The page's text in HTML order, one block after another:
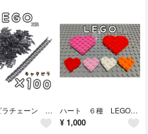
キャタピラチェーン 黒 100個 LEGO互換 レゴブロック 戦車 テクニック ハート ６種 LEGO互換 レゴブロック プレゼント 可愛 love インテリア
¥ 1,000